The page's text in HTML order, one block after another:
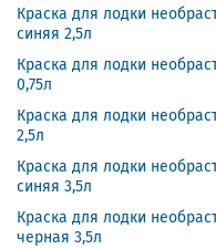
Краска для лодки
синяя 2,5л
Краска для лодки
0,75л
Краска для лодки
2,5л
Краска для лодки
синяя 3,5л
Краска для лодки
черная 3,5л